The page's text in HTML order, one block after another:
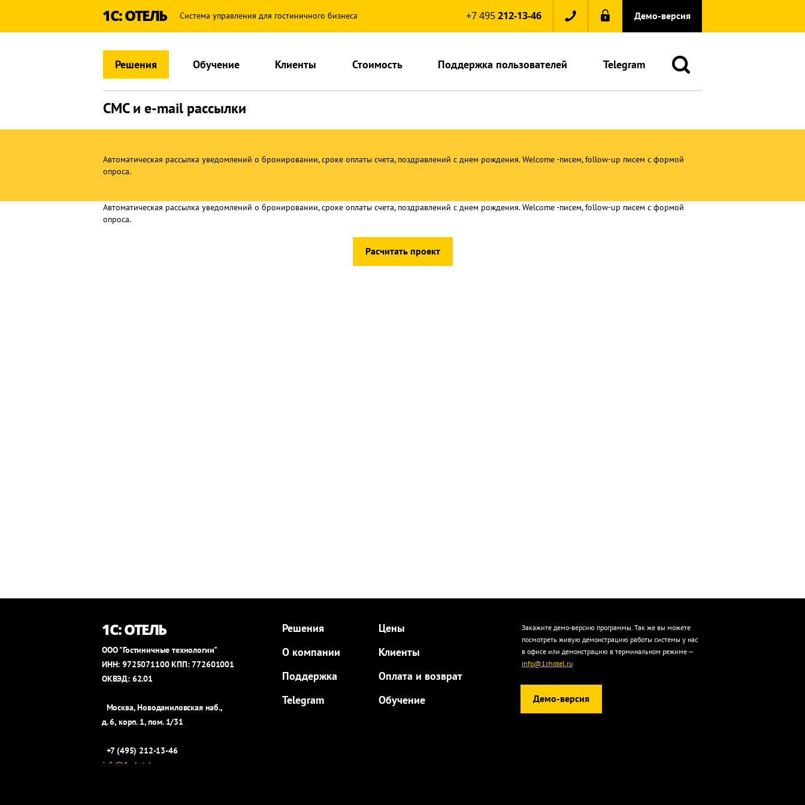
1С: ОТЕЛЬ Система управления для гостиничного бизнеса +7 495212-13-46 Демо-версия
Решения Обучение Клиенты Стоимость Поддержка пользователей Telegram
СМС и e-mail рассылки
Автоматическая рассылка уведомлений о бронировании, сроке оплаты счета, поздравлений с днем рождения. Welcome -писем, follow-up писем с формой
опроса.
Автоматическая рассылка уведомлений о бронировании, сроке оплаты счета, поздравлений с днем рождения. Welcome -писем, follow-up писем с формой
опроса.
Расчитать проект
1С: ОТЕЛЬ
ООО "Гостиничные технологии"
ИНН: 9725071100 КПП: 772601001
ОКВЭД: 62.01
Москва, Новоданиловская наб.,
д. 6, корп. 1, пом. 1/31
+7 (495) 212-13-46
info@1c-hotel.ru
Решения
О компании
Поддержка
Telegram
Цены
Клиенты
Оплата и возврат
Обучение
Закажите демо-версию программы. Так же вы можете
посмотреть живую демонстрацию работы системы у нас
в офисе или демонстрацию в терминальном режиме —
info@1chotel.ru
Демо-версия